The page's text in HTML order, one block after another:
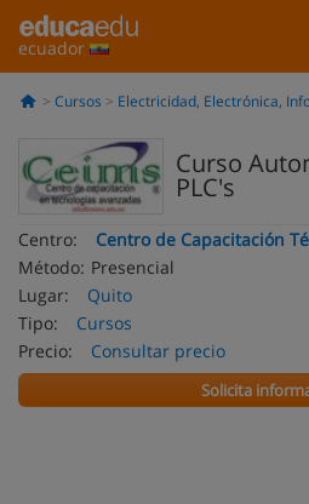
ecuador
Cursos Electricidad, Electrónica,
Curso
PLC's
Centro:
Centro de Capacitación
Método: Presencial
Lugar:
Quito
Tipo:
Cursos
Precio:
Consultar precio
Solicita